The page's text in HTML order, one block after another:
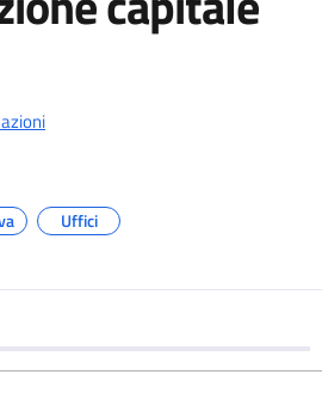
Uffici